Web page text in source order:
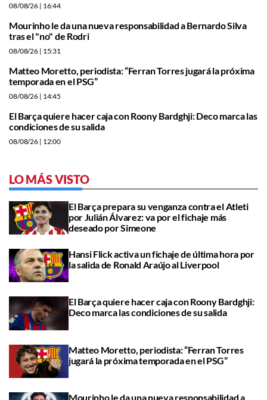
08/08/26 | 16:44
Mourinho le da una nueva responsabilidad a Bernardo Silva
tras el "no" de Rodri
08/08/26 | 15:31
Matteo Moretto, periodista: “Ferran Torres jugará la próxima
temporada en el PSG”
08/08/26 | 14:45
El Barça quiere hacer caja con Roony Bardghji: Deco marca las
condiciones de su salida
08/08/26 | 12:00
LO MÁS VISTO
El Barça prepara su venganza contra el Atleti
por Julián Álvarez: va por el fichaje más
deseado por Simeone
Hansi Flick activa un fichaje de última hora por
la salida de Ronald Araújo al Liverpool
El Barça quiere hacer caja con Roony Bardghji:
Deco marca las condiciones de su salida
Matteo Moretto, periodista: “Ferran Torres
jugará la próxima temporada en el PSG”
Mourinho le da una nueva responsabilidad a